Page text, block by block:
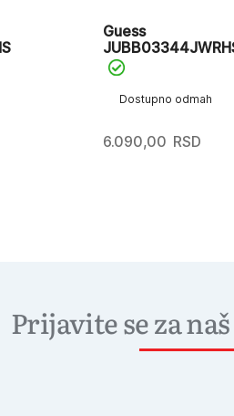
Dostupno odmah
Guess
6.090,00 RSD
Prijavite se za